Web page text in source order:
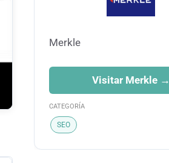
Merkle
Visitar Merkle →
CATEGORÍA
SEO